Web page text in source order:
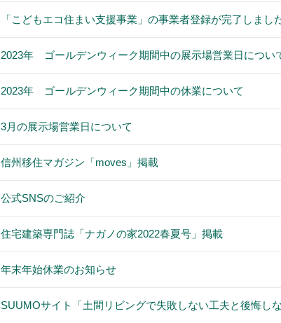
「こどもエコ住まい支援事業」の事業者登録が完了しました
2023年 ゴールデンウィーク期間中の展示場営業日につい
2023年 ゴールデンウィーク期間中の休業について
3月の展示場営業日について
信州移住マガジン「moves」掲載
公式SNSのご紹介
住宅建築専門誌「ナガノの家2022春夏号」掲載
年末年始休業のお知らせ
SUUMOサイト「土間リビングで失敗しない工夫と後悔し